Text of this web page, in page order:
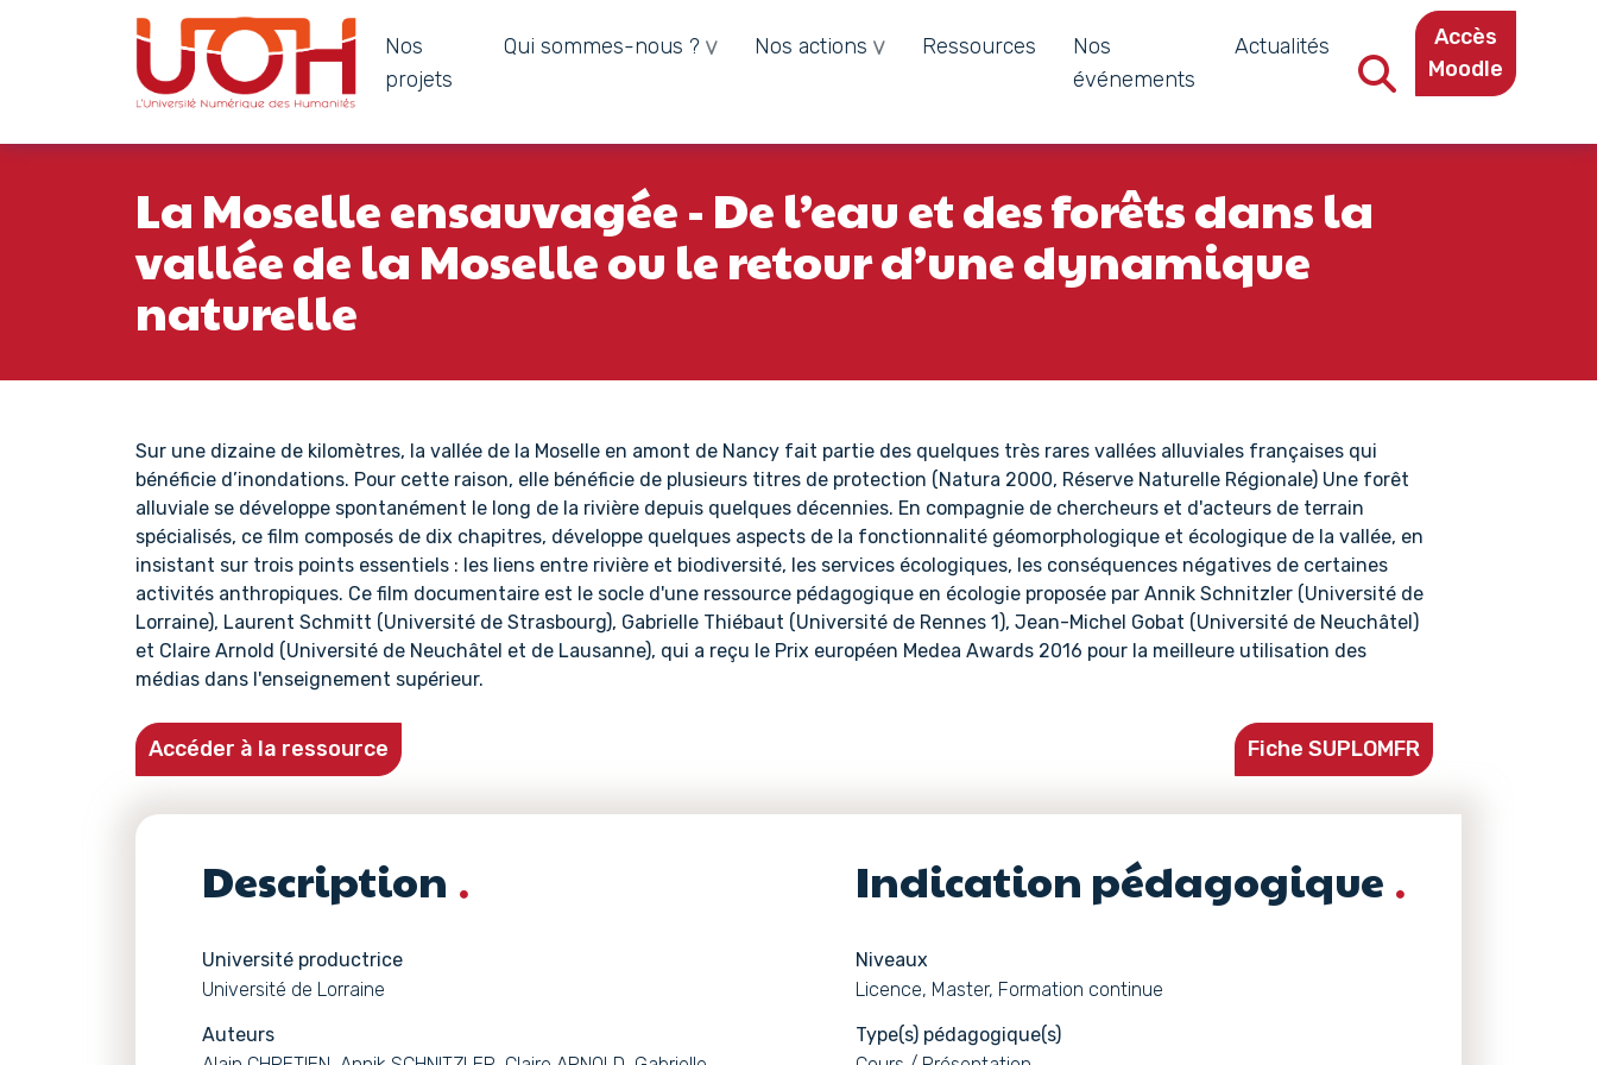
Navigation principale
Nos
projets
Qui sommes-nous ? Nos actions Ressources
Nos
événements
Actualités
Accès
Moodle
La Moselle ensauvagée - De l’eau et des forêts dans la
vallée de la Moselle ou le retour d’une dynamique
naturelle
Sur une dizaine de kilomètres, la vallée de la Moselle en amont de Nancy fait partie des quelques très rares vallées alluviales françaises qui
bénéficie d’inondations. Pour cette raison, elle bénéficie de plusieurs titres de protection (Natura 2000, Réserve Naturelle Régionale) Une forêt
alluviale se développe spontanément le long de la rivière depuis quelques décennies. En compagnie de chercheurs et d'acteurs de terrain
spécialisés, ce film composés de dix chapitres, développe quelques aspects de la fonctionnalité géomorphologique et écologique de la vallée, en
insistant sur trois points essentiels : les liens entre rivière et biodiversité, les services écologiques, les conséquences négatives de certaines
activités anthropiques. Ce film documentaire est le socle d'une ressource pédagogique en écologie proposée par Annik Schnitzler (Université de
Lorraine), Laurent Schmitt (Université de Strasbourg), Gabrielle Thiébaut (Université de Rennes 1), Jean-Michel Gobat (Université de Neuchâtel)
et Claire Arnold (Université de Neuchâtel et de Lausanne), qui a reçu le Prix européen Medea Awards 2016 pour la meilleure utilisation des
médias dans l'enseignement supérieur.
Accéder à la ressource Fiche SUPLOMFR
Description
Université productrice
Université de Lorraine
Auteurs
Indication pédagogique
Niveaux
Licence, Master, Formation continue
Type(s) pédagogique(s)